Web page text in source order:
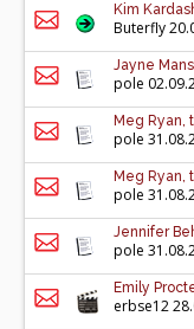
Kim
Buterfly
Jayne
pole
Meg Ryan,
pole
Meg Ryan,
pole
Jennifer
pole
Emily
erbse12